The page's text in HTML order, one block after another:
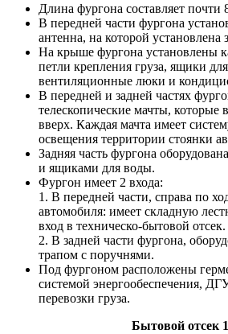
Длина фургона составляет почти
В передней части фургона
антенна, на которой установлена
На крыше фургона установлены
петли крепления груза, ящики
вентиляционные люки и
В передней и задней частях
телескопические мачты, которые
вверх. Каждая мачта имеет
освещения территории стоянки
Задняя часть фургона
и ящиками для воды.
Фургон имеет 2 входа:
1. В передней части, справа по
автомобиля: имеет складную
вход в техническо-бытовой отсек.
2. В задней части фургона,
трапом с поручнями.
Под фургоном расположены
системой энергообеспечения,
перевозки груза.
Бытовой отсек 1